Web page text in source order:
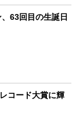
63回目の生誕日
コード大賞に輝